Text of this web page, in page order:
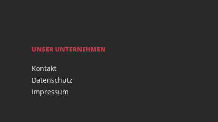
UNSER UNTERNEHMEN
Kontakt
Datenschutz
Impressum